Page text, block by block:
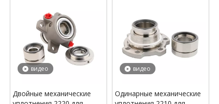
видео
Двойные механические
видео
Одинарные механические